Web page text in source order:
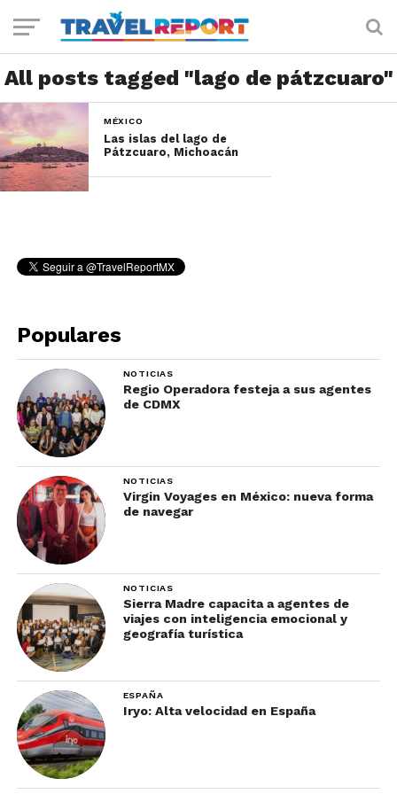
All posts tagged "lago de pátzcuaro"
MÉXICO
Las islas del lago de
Pátzcuaro, Michoacán
Populares
NOTICIAS
Regio Operadora festeja a sus agentes
de CDMX
NOTICIAS
Virgin Voyages en México: nueva forma
de navegar
NOTICIAS
Sierra Madre capacita a agentes de
viajes con inteligencia emocional y
geografía turística
ESPAÑA
Iryo: Alta velocidad en España